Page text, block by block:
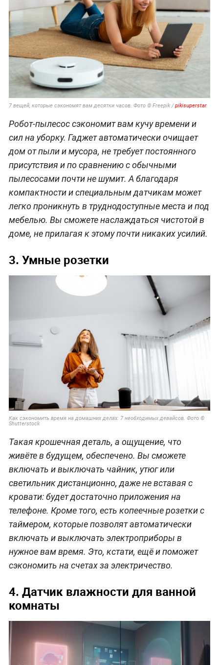
7 вещей, которые сэкономят вам десятки часов. Фото © Freepik /pikisuperstar
Робот-пылесос сэкономит вам кучу времени и
сил на уборку. Гаджет автоматически очищает
дом от пыли и мусора, не требует постоянного
присутствия и по сравнению с обычными
пылесосами почти не шумит. А благодаря
компактности и специальным датчикам может
легко проникнуть в труднодоступные места и под
мебелью. Вы сможете наслаждаться чистотой в
доме, не прилагая к этому почти никаких усилий.
3. Умные розетки
Как сэкономить время на домашних делах: 7 необходимых девайсов. Фото ©
Shutterstock
Такая крошечная деталь, а ощущение, что
живёте в будущем, обеспечено. Вы сможете
включать и выключать чайник, утюг или
светильник дистанционно, даже не вставая с
кровати: будет достаточно приложения на
телефоне. Кроме того, есть копеечные розетки с
таймером, которые позволят автоматически
включать и выключать электроприборы в
нужное вам время. Это, кстати, ещё и поможет
сэкономить на счетах за электричество.
4. Датчик влажности для ванной
комнаты